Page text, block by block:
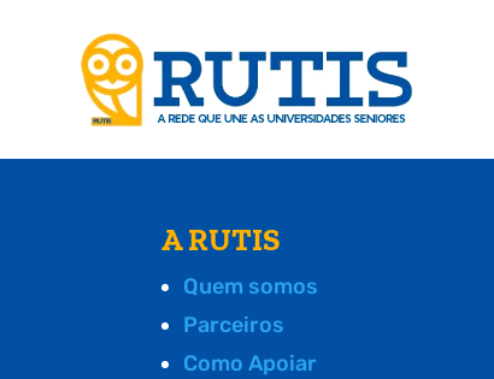
A RUTIS
Quem somos
Parceiros
Como Apoiar